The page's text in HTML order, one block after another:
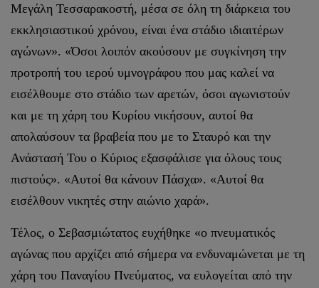
Μεγάλη Τεσσαρακοστή, μέσα σε όλη τη διάρκεια του
εκκλησιαστικού χρόνου, είναι ένα στάδιο ιδιαιτέρων
αγώνων». «Όσοι λοιπόν ακούσουν με συγκίνηση την
προτροπή του ιερού υμνογράφου που μας καλεί να
εισέλθουμε στο στάδιο των αρετών, όσοι αγωνιστούν
και με τη χάρη του Κυρίου νικήσουν, αυτοί θα
απολαύσουν τα βραβεία που με το Σταυρό και την
Ανάστασή Του ο Κύριος εξασφάλισε για όλους τους
πιστούς». «Αυτοί θα κάνουν Πάσχα». «Αυτοί θα
εισέλθουν νικητές στην αιώνιο χαρά».
Τέλος, ο Σεβασμιώτατος ευχήθηκε «ο πνευματικός
αγώνας που αρχίζει από σήμερα να ενδυναμώνεται με τη
χάρη του Παναγίου Πνεύματος, να ευλογείται από την